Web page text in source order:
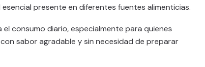
presente en diferentes fuentes alimenticias.
consumo diario, especialmente para quienes
sabor agradable y sin necesidad de preparar